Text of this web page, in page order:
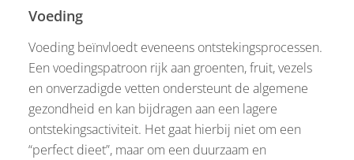
Voeding
Voeding beïnvloedt eveneens ontstekingsprocessen.
Een voedingspatroon rijk aan groenten, fruit, vezels
en onverzadigde vetten ondersteunt de algemene
gezondheid en kan bijdragen aan een lagere
ontstekingsactiviteit. Het gaat hierbij niet om een
“perfect dieet”, maar om een duurzaam en